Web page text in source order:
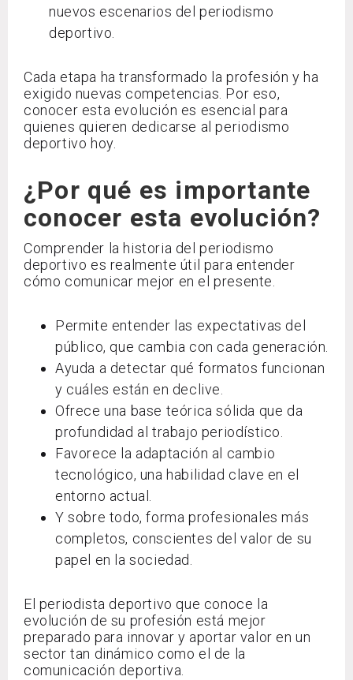
nuevos escenarios del periodismo
deportivo.
Cada etapa ha transformado la profesión y ha
exigido nuevas competencias. Por eso,
conocer esta evolución es esencial para
quienes quieren dedicarse al periodismo
deportivo hoy.
¿Por qué es importante
conocer esta evolución?
Comprender la historia del periodismo
deportivo es realmente útil para entender
cómo comunicar mejor en el presente.
Permite entender las expectativas del
público, que cambia con cada generación.
Ayuda a detectar qué formatos funcionan
y cuáles están en declive.
Ofrece una base teórica sólida que da
profundidad al trabajo periodístico.
Favorece la adaptación al cambio
tecnológico, una habilidad clave en el
entorno actual.
Y sobre todo, forma profesionales más
completos, conscientes del valor de su
papel en la sociedad.
El periodista deportivo que conoce la
evolución de su profesión está mejor
preparado para innovar y aportar valor en un
sector tan dinámico como el de la
comunicación deportiva.